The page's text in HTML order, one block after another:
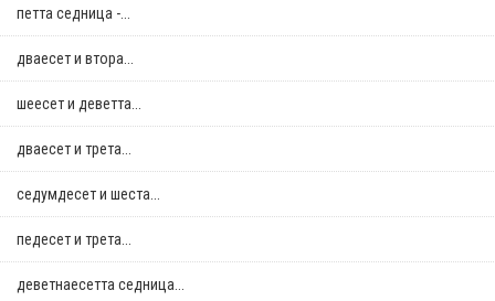
петта седница -...
дваесет и втора...
шеесет и деветта...
дваесет и трета...
седумдесет и шеста...
педесет и трета...
деветнаесетта седница...